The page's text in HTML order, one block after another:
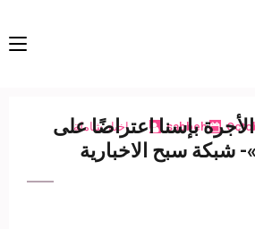
sabbeh اخبار شاملة
بإسنا اعتراضًا على
سبح الاخبارية